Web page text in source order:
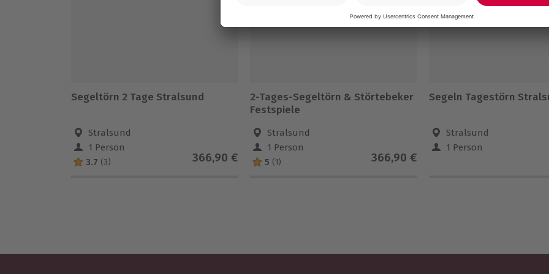
Segeltörn 2 Tage Stralsund
Stralsund
1 Person
3.7 (3) 366,90 €
2-Tages-Segeltörn & Störtebeker
Festspiele
Stralsund
1 Person
5 (1) 366,90 €
Segeln Tagestörn
Stralsund
1 Person